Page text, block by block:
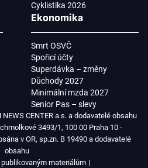
Cyklistika 2026
Ekonomika
Smrt OSVČ
Spořicí účty
Superdávka – změny
Důchody 2027
Minimální mzda 2027
Senior Pas – slevy
CENTER a.s. a dodavatelé obsahu
3493/1, 100 00 Praha 10 -
v OR, sp.zn. B 19490 a dodavatelé
obsahu
materiálům